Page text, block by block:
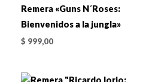
Remera «Guns N´Roses:
Bienvenidos a la jungla»
$ 999,00